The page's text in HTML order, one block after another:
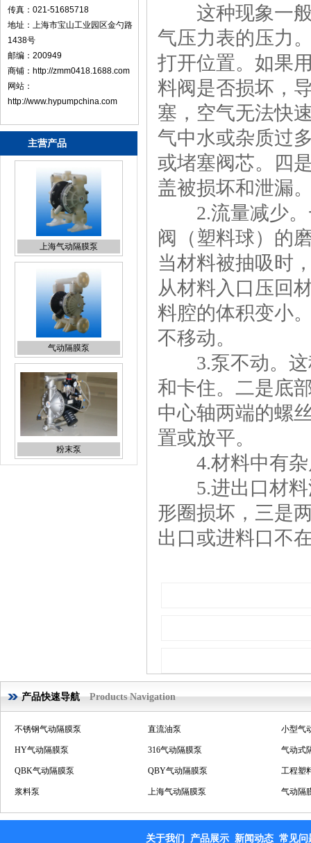
传真：021-51685718
地址：上海市宝山工业园区金勺路
1438号
邮编：200949
商铺：http://zmm0418.1688.com
网站：
http://www.hypumpchina.com
主营产品
上海气动隔膜泵
气动隔膜泵
粉末泵
压滤机用泵
这种现象一般
气压力表的压力
打开位置。如果
料阀是否损坏，
塞，空气无法快
气中水或杂质过
或堵塞阀芯。四
盖被损坏和泄漏
2.流量减少。
阀（塑料球）的
当材料被抽吸时
从材料入口压回
料腔的体积变小
不移动。
3.泵不动。这
和卡住。二是底
中心轴两端的螺
置或放平。
4.材料中有杂
5.进出口材料
形圈损坏，三是
出口或进料口不
产品快速导航Products Navigation
铸铁隔膜泵 气动双隔膜泵 立式气
关于我们 产品展示 新闻动态 常见问